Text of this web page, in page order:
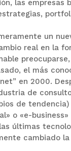
las empresas
un
real en la
el más
en 2000.
de
de
o «e-
últimas
cambiado